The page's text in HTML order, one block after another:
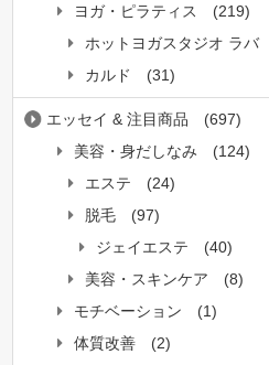
ヨガ・ピラティス
(219)
ホットヨガスタジオ ラバ
カルド
(31)
エッセイ & 注目商品
(697)
美容・身だしなみ
(124)
エステ
(24)
脱毛
(97)
ジェイエステ
(40)
美容・スキンケア
(8)
モチベーション
(1)
体質改善
(2)